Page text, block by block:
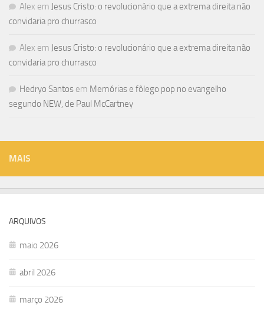
Alex em Jesus Cristo: o revolucionário que a extrema direita não
convidaria pro churrasco
Alex em Jesus Cristo: o revolucionário que a extrema direita não
convidaria pro churrasco
Hedryo Santos em Memórias e fôlego pop no evangelho
segundo NEW, de Paul McCartney
MAIS
ARQUIVOS
maio 2026
abril 2026
março 2026